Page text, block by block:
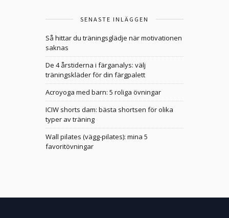
SENASTE INLÄGGEN
Så hittar du träningsglädje när motivationen
saknas
De 4 årstiderna i färganalys: välj
träningskläder för din färgpalett
Acroyoga med barn: 5 roliga övningar
ICIW shorts dam: bästa shortsen för olika
typer av träning
Wall pilates (vägg-pilates): mina 5
favoritövningar